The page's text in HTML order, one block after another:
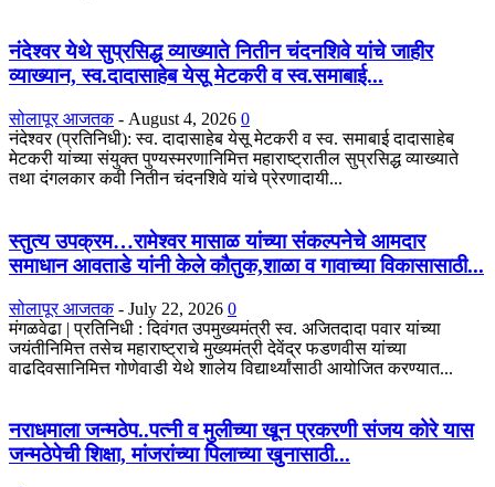
नंदेश्वर येथे सुप्रसिद्ध व्याख्याते नितीन चंदनशिवे यांचे जाहीर
व्याख्यान, स्व.दादासाहेब येसू मेटकरी व स्व.समाबाई...
सोलापूर आजतक - August 4, 2026 0
नंदेश्वर (प्रतिनिधी): स्व. दादासाहेब येसू मेटकरी व स्व. समाबाई दादासाहेब
मेटकरी यांच्या संयुक्त पुण्यस्मरणानिमित्त महाराष्ट्रातील सुप्रसिद्ध व्याख्याते
तथा दंगलकार कवी नितीन चंदनशिवे यांचे प्रेरणादायी...
स्तुत्य उपक्रम…रामेश्वर मासाळ यांच्या संकल्पनेचे आमदार
समाधान आवताडे यांनी केले कौतुक,शाळा व गावाच्या विकासासाठी...
सोलापूर आजतक - July 22, 2026 0
मंगळवेढा | प्रतिनिधी : दिवंगत उपमुख्यमंत्री स्व. अजितदादा पवार यांच्या
जयंतीनिमित्त तसेच महाराष्ट्राचे मुख्यमंत्री देवेंद्र फडणवीस यांच्या
वाढदिवसानिमित्त गोणेवाडी येथे शालेय विद्यार्थ्यांसाठी आयोजित करण्यात...
नराधमाला जन्मठेप..पत्नी व मुलीच्या खून प्रकरणी संजय कोरे यास
जन्मठेपेची शिक्षा, मांजरांच्या पिलाच्या खुनासाठी...